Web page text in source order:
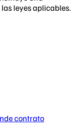
leyes aplicables.
contrato